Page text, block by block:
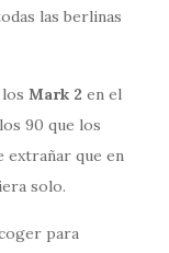
las berlinas
Mark 2 en el
90 que los
extrañar que en
solo.
para